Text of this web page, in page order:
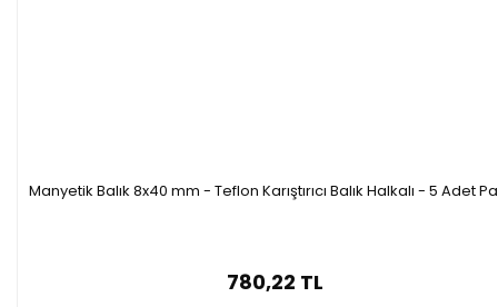
Manyetik Balık 8x40 mm - Teflon Karıştırıcı Balık Halkalı - 5 Adet
780,22 TL